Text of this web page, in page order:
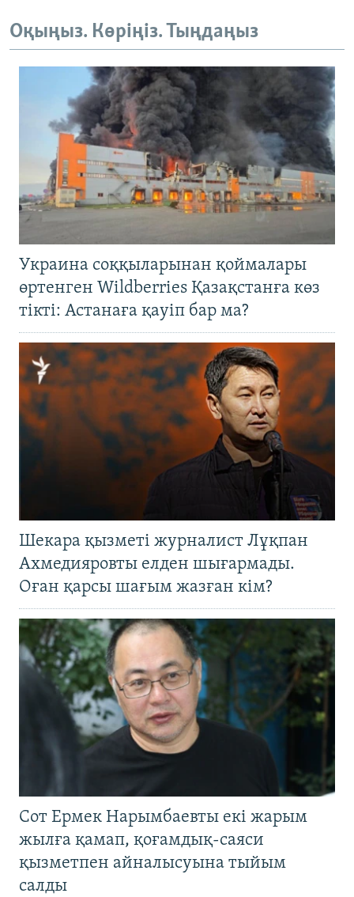
Оқыңыз. Көріңіз. Тыңдаңыз
Украина соққыларынан қоймалары
өртенген Wildberries Қазақстанға көз
тікті: Астанаға қауіп бар ма?
Шекара қызметі журналист Лұқпан
Ахмедияровты елден шығармады.
Оған қарсы шағым жазған кім?
Сот Ермек Нарымбаевты екі жарым
жылға қамап, қоғамдық-саяси
қызметпен айналысуына тыйым
салды